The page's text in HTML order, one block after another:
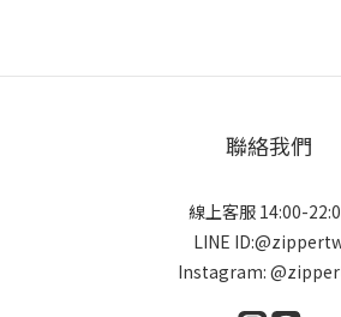
聯絡我們
線上客服 14:00-
LINE
Instagram: